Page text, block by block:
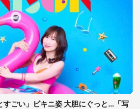
ごい」ビキニ姿 大胆にぐっと...「写